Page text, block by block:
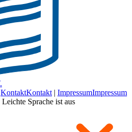
KontaktKontakt | ImpressumImpressum
Leichte Sprache ist aus